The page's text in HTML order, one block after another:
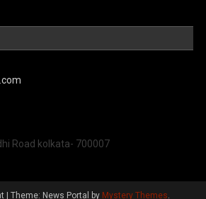
Road kolkata- 700007
| Theme: News Portal by Mystery Themes